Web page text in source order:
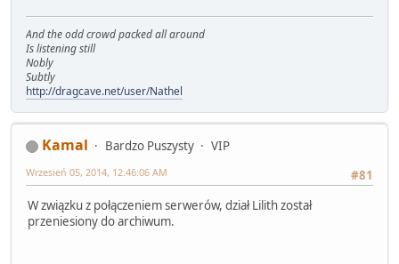
And the odd crowd packed all around
Is listening still
Nobly
Subtly
http://dragcave.net/user/Nathel
Kamal Bardzo Puszysty
VIP
#81
Wrzesień 05, 2014, 12:46:06 AM
W związku z połączeniem serwerów, dział Lilith został
przeniesiony do archiwum.